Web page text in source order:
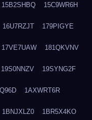
15B2SHBQ 15C9WR6H
16U7RZJT 179PIGYE
17VE7UAW 181QKVNV
19S0NNZV 19SYNG2F
1AXWRT6R
1BNJXLZ0 1BR5X4KO